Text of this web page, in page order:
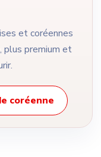
et coréennes
plus premium et
coréenne